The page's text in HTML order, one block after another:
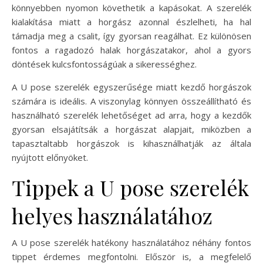
könnyebben nyomon követhetik a kapásokat. A szerelék
kialakítása miatt a horgász azonnal észlelheti, ha hal
támadja meg a csalit, így gyorsan reagálhat. Ez különösen
fontos a ragadozó halak horgászatakor, ahol a gyors
döntések kulcsfontosságúak a sikerességhez.
A U pose szerelék egyszerűsége miatt kezdő horgászok
számára is ideális. A viszonylag könnyen összeállítható és
használható szerelék lehetőséget ad arra, hogy a kezdők
gyorsan elsajátítsák a horgászat alapjait, miközben a
tapasztaltabb horgászok is kihasználhatják az általa
nyújtott előnyöket.
Tippek a U pose szerelék
helyes használatához
A U pose szerelék hatékony használatához néhány fontos
tippet érdemes megfontolni. Először is, a megfelelő